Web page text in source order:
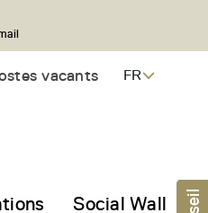
vacants FR
Social Wall